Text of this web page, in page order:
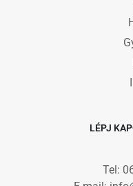
LÉPJ
Tel: